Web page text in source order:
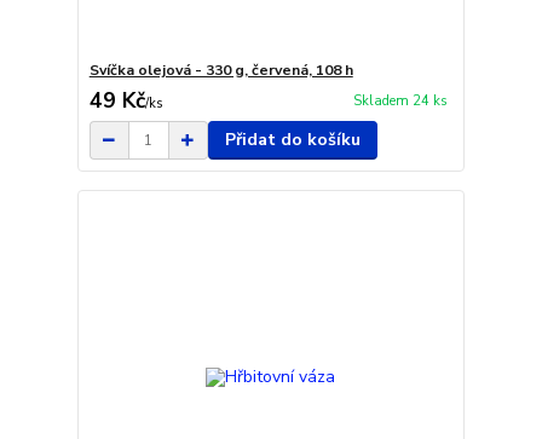
Svíčka olejová - 330 g, červená, 108 h
49 Kč/ks Skladem 24 ks
Přidat do košíku